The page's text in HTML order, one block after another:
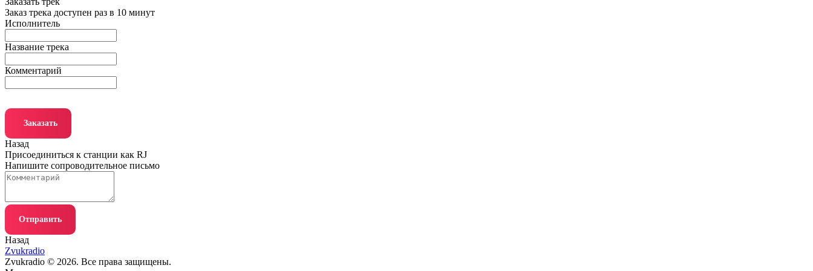
Заказ трека доступен раз в 10 минут
Исполнитель
Название трека
Комментарий
Заказать
Назад
Присоединиться к станции как RJ
Напишите сопроводительное письмо
Отправить
Назад
Zvukradio
Zvukradio © 2026. Все права защищены.